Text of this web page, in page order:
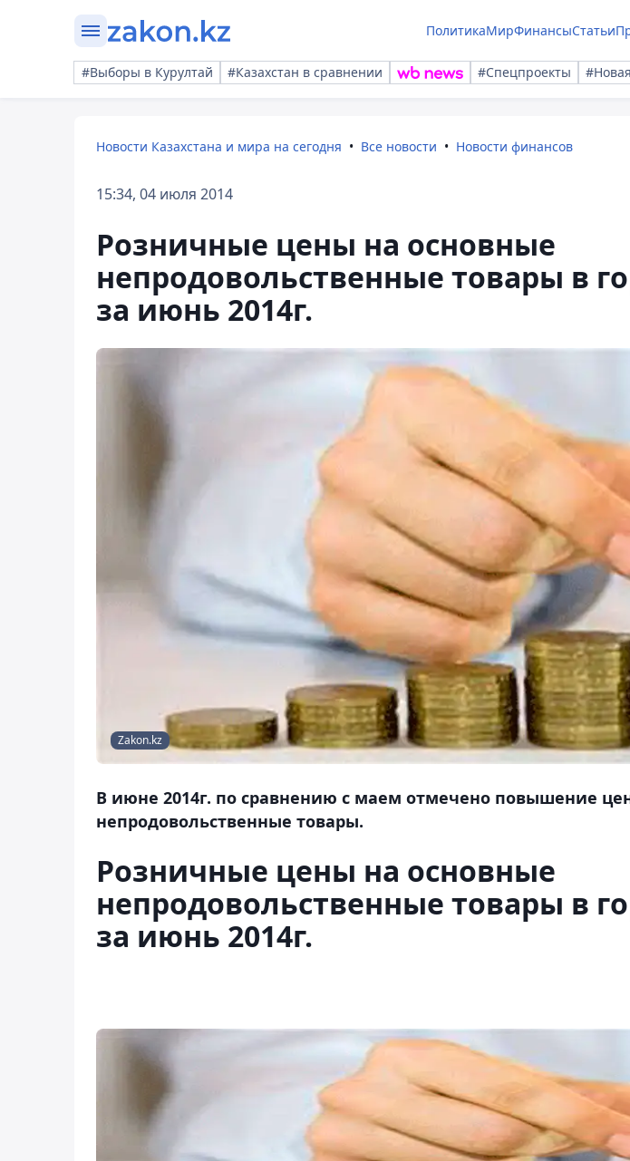
ПолитикаМирФинансыСтатьи
#Выборы в Курултай #Казахстан в сравнении #Спецпроекты
Новости Казахстана и мира на сегодня Все новости Новости финансов
15:34, 04 июля 2014
Розничные цены на основные
непродовольственные товары в
за июнь 2014г.
Zakon.kz
В июне 2014г. по сравнению с маем отмечено повышение
непродовольственные товары.
Розничные цены на основные
непродовольственные товары в
за июнь 2014г.